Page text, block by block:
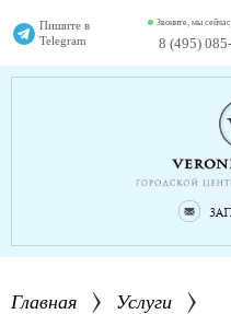
Пишите в
Telegram
Звоните, мы
8 (495)
Главная
Услуги